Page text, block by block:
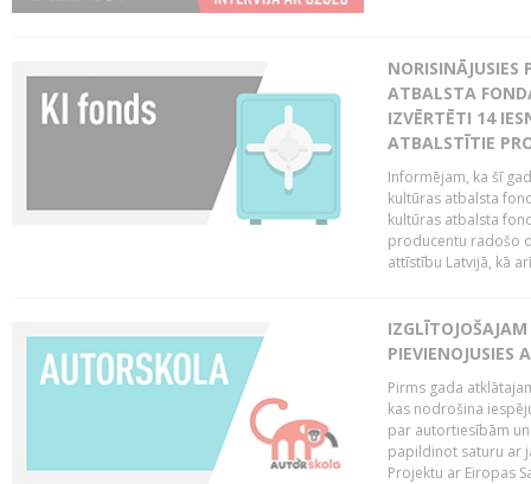
ATBALSTA
IZVĒRTĒTI 14
ATBALSTĪTIE
Informējam, ka šī
kultūras atbalsta
kultūras atbalsta
producentu radošo
attīstību Latvijā, kā
PIEVIENOJUSIES
Pirms gada
kas nodrošina
par autortiesībām
papildinot saturu ar
Projektu ar Eiropas